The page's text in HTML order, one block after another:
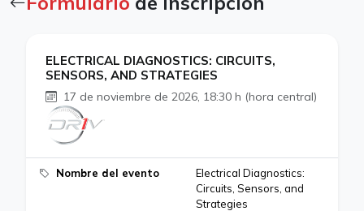
ELECTRICAL DIAGNOSTICS: CIRCUITS,
SENSORS, AND STRATEGIES
17 de noviembre de 2026, 18:30 h (hora central)
Nombre del evento
Electrical Diagnostics:
Circuits, Sensors, and
Strategies